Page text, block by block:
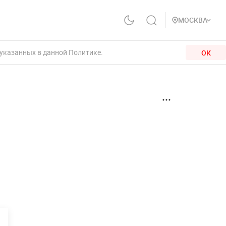
МОСКВА
в данной Политике. ОК